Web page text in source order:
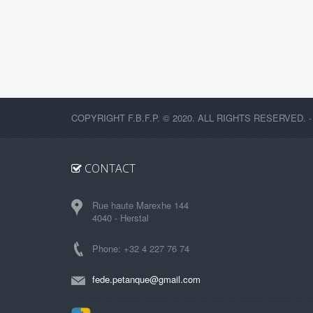
COPYRIGHT F.B.F.P. © 2020. ALL RIGHTS RESERVED.
CONTACT
Rue haute Marexhe 144
4040 - Herstal
Phone: +32 4 227 76 74
fede.petanque@gmail.com